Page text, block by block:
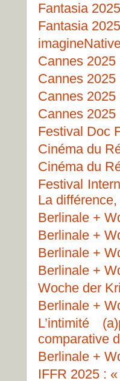
Fantasia
Fantasia
Cannes 2025
Cannes 2025
Cannes 2025
Cannes
Festival Doc
Cinéma du
Cinéma du
Festival
La différence,
Berlinale +
Berlinale +
Berlinale +
Berlinale +
Woche der
Berlinale +
L’intimité
comparative
Berlinale +
IFFR 2025 :